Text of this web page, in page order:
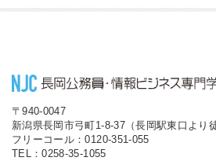
〒940-0047
新潟県長岡市弓町1-8-37（長岡駅東口より
フリーコール：0120-351-055
TEL：0258-35-1055